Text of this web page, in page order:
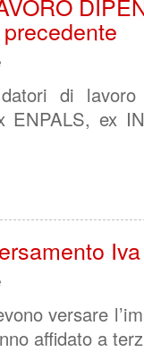
datori di
ENPALS, ex
versare
affidato a